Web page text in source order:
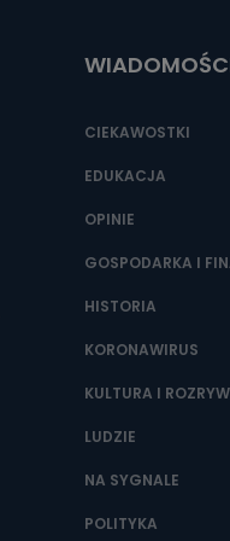
Jakie
Państwa (lub
źródeł
oraz partnerzy
Jak
Można to
CIEKAWOSTKI
EDUKACJA
OPINIE
GOSPODARKA I
HISTORIA
KORONAWIRUS
KULTURA I
LUDZIE
NA SYGNALE
POLITYKA